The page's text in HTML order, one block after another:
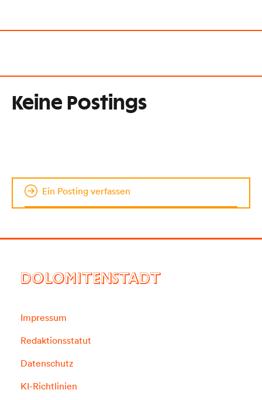
Keine Postings
Ein Posting verfassen
DOLOMITENSTADT
Impressum
Redaktionsstatut
Datenschutz
KI-Richtlinien